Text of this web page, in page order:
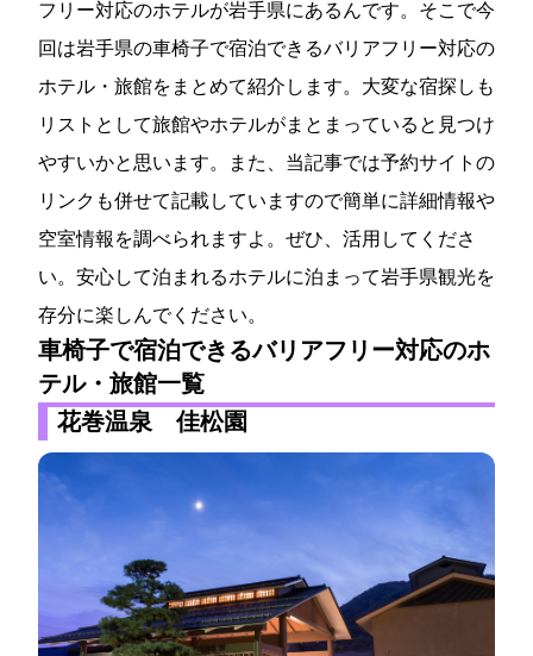
フリー対応のホテルが岩手県にあるんです。そこで今
回は岩手県の車椅子で宿泊できるバリアフリー対応の
ホテル・旅館をまとめて紹介します。大変な宿探しも
リストとして旅館やホテルがまとまっていると見つけ
やすいかと思います。また、当記事では予約サイトの
リンクも併せて記載していますので簡単に詳細情報や
空室情報を調べられますよ。ぜひ、活用してくださ
い。安心して泊まれるホテルに泊まって岩手県観光を
存分に楽しんでください。
車椅子で宿泊できるバリアフリー対応のホ
テル・旅館一覧
花巻温泉 佳松園